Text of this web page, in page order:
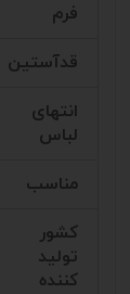
فرم
قدآستین
انتهای
لباس
مناسب
کشور
تولید
کننده